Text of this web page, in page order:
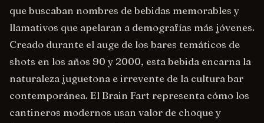
que buscaban nombres de bebidas memorables y
llamativos que apelaran a demografías más jóvenes.
Creado durante el auge de los bares temáticos de
shots en los años 90 y 2000, esta bebida encarna la
naturaleza juguetona e irrevente de la cultura bar
contemporánea. El Brain Fart representa cómo los
cantineros modernos usan valor de choque y